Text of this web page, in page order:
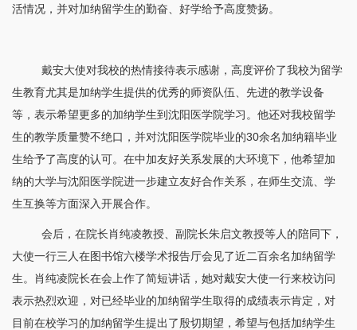
活情况，并对加纳留学生的勤奋、好学给予高度赞扬。
戴安大使对我校的热情接待表示感谢，高度评价了我校为留学
生教育尤其是加纳学生提供的优秀的师资队伍、先进的教学设备
等，表示希望更多的加纳学生到沈阳医学院学习。他还对我校留学
生的教学质量赞不绝口，并对沈阳医学院毕业的30余名加纳籍毕业
生给予了高度的认可。在中加友好关系发展的大环境下，他希望加
纳的大学与沈阳医学院进一步建立友好合作关系，在师生交流、学
生互换等方面深入开展合作。
会后，在院长肖纯凌教授、副院长朱启文教授等人的陪同下，
大使一行三人在图书馆六楼学术报告厅会见了近二百余名加纳留学
生。 肖纯凌院长在会上作了简短讲话，她对戴安大使一行来校访问
表示热烈欢迎，对已经毕业的加纳留学生取得的成绩表示肯定，对
目前在校学习的加纳留学生提出了殷切期望，希望与包括加纳学生